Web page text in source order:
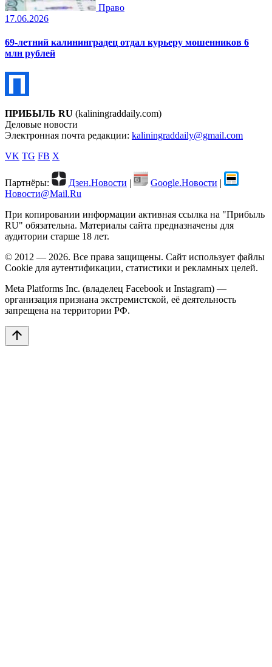
Право
17.06.2026
69-летний калининградец отдал курьеру мошенников 6
млн рублей
ПРИБЫЛЬ RU (kaliningraddaily.com)
Деловые новости
Электронная почта редакции: kaliningraddaily@gmail.com
VK TG FB X
Партнёры: Дзен.Новости | Google.Новости |
Новости@Mail.Ru
При копировании информации активная ссылка на "Прибыль
RU" обязательна. Материалы сайта предназначены для
аудитории старше 18 лет.
© 2012 — 2026. Все права защищены. Сайт использует файлы
Cookie для аутентификации, статистики и рекламных целей.
Meta Platforms Inc. (владелец Facebook и Instagram) —
организация признана экстремистской, её деятельность
запрещена на территории РФ.
arrow_upward